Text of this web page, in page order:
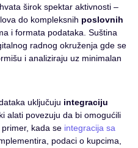
širok spektar aktivnosti –
do kompleksnih poslovnih
i formata podataka. Suština
radnog okruženja gde se
i analiziraju uz minimalan
uključuju integraciju
alati povezuju da bi omogućili
kada se integracija sa
podaci o kupcima,